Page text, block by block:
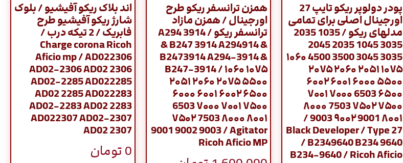
پودر دولوپر ریکو تایپ 27
اورجینال اصلی برای تمامی
مدلهای ریکو / 1035 2035
3035 1045 2035 2045
3035 3045 3500 4500 ۱۰۶۰
۱۰۷۵ ۲۰۵۱ ۲۰۶۰ ۲۰۷۵
۵۵۰۰ ۶۰۰۰ ۶۰۰۱ ۶۰۰۲
۶۵۰۰ 6503 ۷۰۰۰ ۷۰۰۱
۷۵۰۰ ۷۵۰۲ 7503 ۸۰۰۰
۸۰۰۱ 9001 ۹۰۰۲ 9003 /
Black Developer / Type 27
/ B2349640 B234 9640
B234-9640 / Ricoh Aficio
همزن ترانسفر ریکو طرح
اورجینال / همزن مازاد
ترانسفر ریکو / A294 3914
& B247 3914 A294914 &
B2473914 A294-3914 &
B247-3914 / ۱۰۶۰ ۱۰۷۵
۲۰۵۱ ۲۰۶۰ ۲۰۷۵ ۵۵۰۰
۶۰۰۰ ۶۰۰۱ ۶۰۰۲ ۶۵۰۰
6503 ۷۰۰۰ ۷۰۰۱ ۷۵۰۰
۷۵۰۲ 7503 ۸۰۰۰ ۸۰۰۱
9001 9002 9003 / Agitator
Ricoh Aficio MP
اند بلاک ریکو آفیشیو / بلوک
شارژ ریکو آفیشیو طرح
فابریک / 2 تیکه درب /
Charge corona Ricoh
Aficio mp / AD022306
AD02-2306 AD02 2306
AD02-2285 AD022285
AD02 2285 AD022283
AD02-2283 AD02 2283
AD022307 AD02-2307
AD02 2307
0تومان